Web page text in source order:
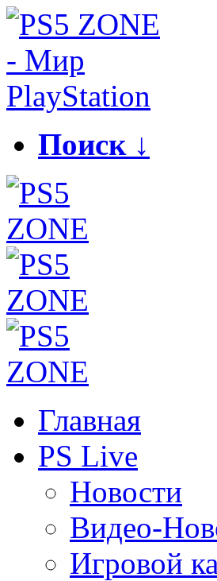
Поиск ↓
Главная
PS Live
Новости
Видео-
Игровой